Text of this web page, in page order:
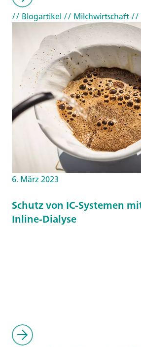
// Blogartikel // Milchwirtschaft//
6. März 2023
Schutz von IC-Systemen
Inline-Dialyse